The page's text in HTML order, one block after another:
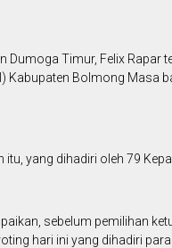
Dumoga Timur, Felix Rapar
Kabupaten Bolmong Masa
yang dihadiri oleh 79
sebelum pemilihan
hari ini yang dihadiri